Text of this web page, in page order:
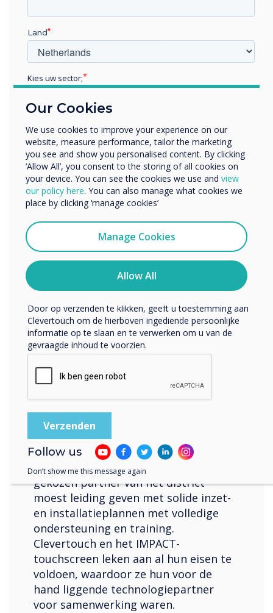
Clevermessage ingebouwde bewegwijzering
voor het uitzenden van nieuws,
waarschuwingsberichten en meldingen:
• districts- of lokaal nieuws
• speciale evenementen zoals evacuaties,
• externe inhoud om personeel, studenten
en bezoekers op de hoogte te houden
Het districtspersoneel heeft het gevoel dat
ze nog moeten krassen op wat er met de
worden gedaan.
De uitkomst
oplossing. Het vergroten van de
betrokkenheid van studenten door
gebruiksvriendelijke
samenwerkingstechnologie en
software was een essentieel onderdeel
van hun besluitvormingsproces. De
gekozen partner van het district
moest leiding geven met solide inzet-
en installatieplannen met volledige
ondersteuning en training.
Clevertouch en het IMPACT-
touchscreen leken aan al hun eisen te
voldoen, waardoor ze hun voor de
hand liggende technologiepartner
voor samenwerking waren.
Our Cookies
We use cookies to improve your experience on our
website, measure performance, tailor the marketing
you see and show you personalised content. By clicking
‘Allow All’, you consent to the storing of all cookies on
your device. You can see the cookies we use and view
our policy here. You can also manage what cookies we
place by clicking ‘manage cookies’
Manage Cookies
Allow All
Land
Kies uw sector;
Zakelijke dienstverlening
Bedrijfsnaam
We willen graag contact met u opnemen over onze
producten en diensten (via e-mail, telefoon of post).
Ik ga ermee akkoord om berichten te ontvangen
van Clevertouch.
U kunt op elk moment afmelden voor berichten. Bekijk
ons privacybeleid voor meer informatie over hoe je af te
melden, onze privacypraktijken en hoe we ons inzetten
om uw privacy te beschermen en respecteren.
Door op verzenden te klikken, geeft u toestemming aan
Clevertouch om de hierboven ingediende persoonlijke
informatie op te slaan en te verwerken om u van de
gevraagde inhoud te voorzien.
Follow us
Don’t show me this message again